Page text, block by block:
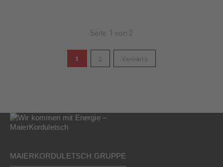
Seite 1 von 2
1 2 Vorwärts
MAIERKORDULETSCH GRUPPE